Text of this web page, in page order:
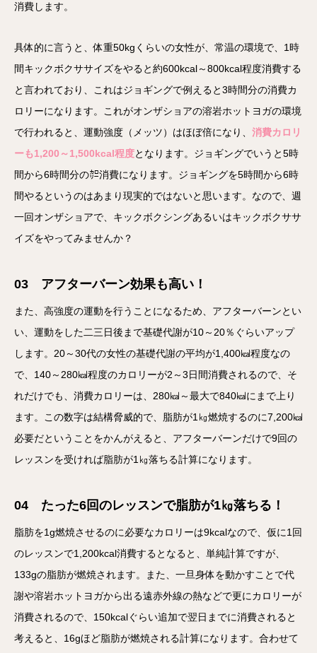
消費します。
具体的に言うと、体重50kgくらいの女性が、常温の環境で、1時
間キックボクササイズをやると約600kcal～800kcal程度消費する
と言われており、これはジョギングで例えると3時間分の消費カ
ロリーになります。これがオンザショアの溶岩ホットヨガの環境
で行われると、運動強度（メッツ）はほぼ倍になり、 消費カロリ
ーも1,200～1,500kcal程度となります。ジョギングでいうと5時
間から6時間分の㌍消費になります。ジョギングを5時間から6時
間やるというのはあまり現実的ではないと思います。なので、週
一回オンザショアで、キックボクシングあるいはキックボクササ
イズをやってみませんか？
03 アフターバーン効果も高い！
また、高強度の運動を行うことになるため、アフターバーンとい
い、運動をした二三日後まで基礎代謝が10～20％ぐらいアップ
します。20～30代の女性の基礎代謝の平均が1,400㎉程度なの
で、140～280㎉程度のカロリーが2～3日間消費されるので、そ
れだけでも、消費カロリーは、280㎉～最大で840㎉にまで上り
ます。この数字は結構脅威的で、脂肪が1㎏燃焼するのに7,200㎉
必要だということをかんがえると、アフターバーンだけで9回の
レッスンを受ければ脂肪が1㎏落ちる計算になります。
04 たった6回のレッスンで脂肪が1㎏落ちる！
脂肪を1g燃焼させるのに必要なカロリーは9kcalなので、仮に1回
のレッスンで1,200kcal消費するとなると、単純計算ですが、
133gの脂肪が燃焼されます。また、一旦身体を動かすことで代
謝や溶岩ホットヨガから出る遠赤外線の熱などで更にカロリーが
消費されるので、150kcalぐらい追加で翌日までに消費されると
考えると、16gほど脂肪が燃焼される計算になります。合わせて